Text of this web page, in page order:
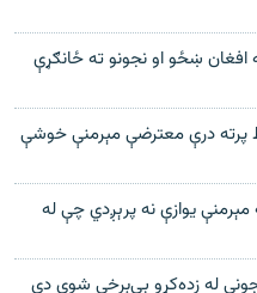
افغان ښځو او نجونو ته ځانګړې
پرته درې معترضې مېرمنې خوشې
مېرمنې يوازې نه پرېږدي چې له
له زده‌کړو بې‌برخې شوي دي